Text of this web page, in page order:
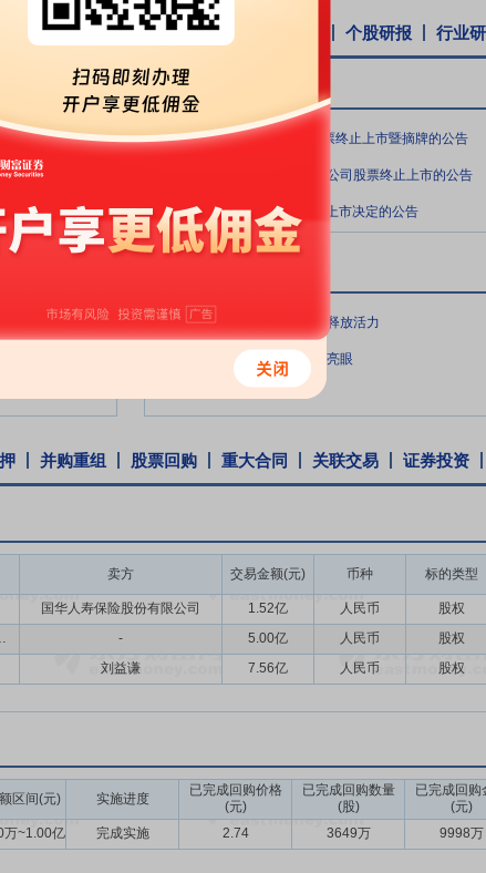
个股资讯 公告 个股研报 行业
更多
09-29
09-29
*ST天茂公告
.*ST天茂:2025-065-关于股票终止上市暨摘牌的公告
关于天茂实业集团股份有限公司股票终止上市的公告
.*ST天茂:关于收到股票终止上市决定的公告
09-01 .保费保持高增长，定增获批释放活力
. 审时度势，上半年业绩变现亮眼
并购重组 股票回购 重大合同 关联交易 证券投资
卖方 交易金额(元) 币种 标的类型
国华人寿保险股份有限公司 1.52亿 人民币 股权
股份有限公司 - 5.00亿 人民币 股权
刘益谦 7.56亿 人民币 股权
区间(元) 实施进度
已完成回购价格
(元)
已完成回购数量
(股)
已完成回购
(元)
万~1.00亿 完成实施 2.74 3649万 9998万